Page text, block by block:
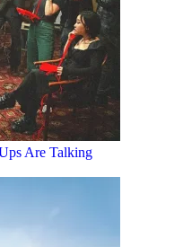
Are Talking